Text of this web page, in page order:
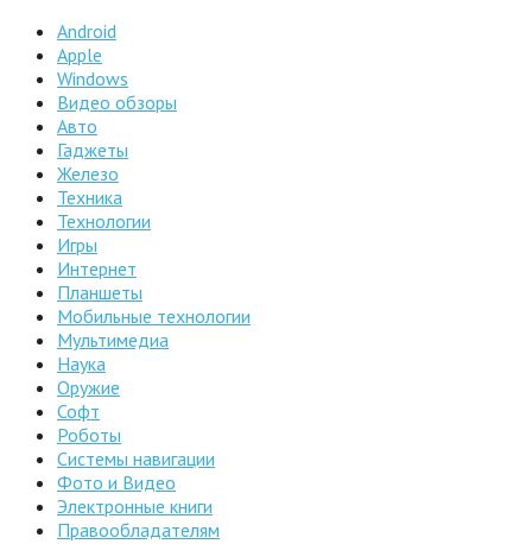
Android
Apple
Windows
Видео обзоры
Авто
Гаджеты
Железо
Техника
Технологии
Игры
Интернет
Планшеты
Мобильные технологии
Мультимедиа
Наука
Оружие
Софт
Роботы
Системы навигации
Фото и Видео
Электронные книги
Правообладателям